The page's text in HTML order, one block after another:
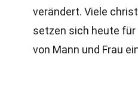
verändert. Viele
setzen sich heute
von Mann und Frau